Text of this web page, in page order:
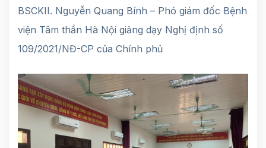
BSCKII. Nguyễn Quang Bính – Phó giám đốc Bệnh
viện Tâm thần Hà Nội giảng dạy Nghị định số
109/2021/NĐ-CP của Chính phủ